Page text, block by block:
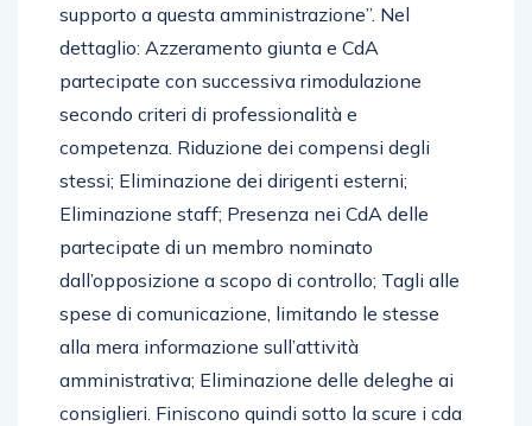
supporto a questa amministrazione”. Nel
dettaglio: Azzeramento giunta e CdA
partecipate con successiva rimodulazione
secondo criteri di professionalità e
competenza. Riduzione dei compensi degli
stessi; Eliminazione dei dirigenti esterni;
Eliminazione staff; Presenza nei CdA delle
partecipate di un membro nominato
dall’opposizione a scopo di controllo; Tagli alle
spese di comunicazione, limitando le stesse
alla mera informazione sull’attività
amministrativa; Eliminazione delle deleghe ai
consiglieri. Finiscono quindi sotto la scure i cda